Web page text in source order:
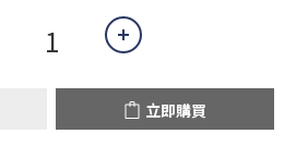
立即購買